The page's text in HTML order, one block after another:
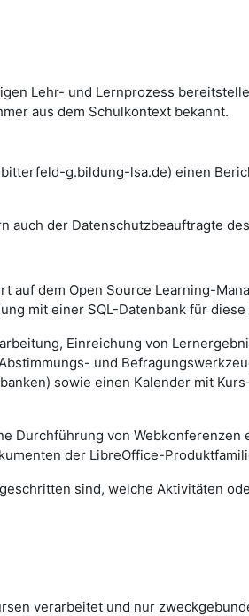
Lehr- und Lernprozess
aus dem Schulkontext bekannt.
g.bildung-lsa.de) einen
auch der Datenschutzbeauftragte
auf dem Open Source Learning-
mit einer SQL-Datenbank für diese
Einreichung von
und
sowie einen Kalender mit
Durchführung von Webkonferenzen
der LibreOffice-
sind, welche Aktivitäten
verarbeitet und nur